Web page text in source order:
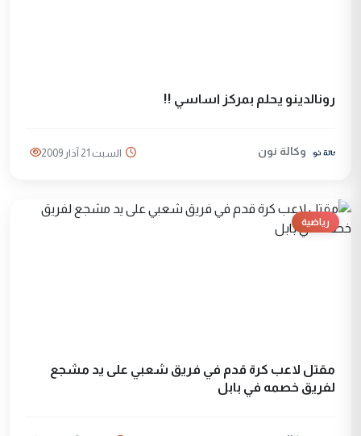
رونالدينو يحلم بمركز اساسي !!
وكالة نون السبت 21 آذار 2009
رياضية
مقتل لاعب كرة قدم في فريق شعبي على يد مشجع
لفريق خصمه في بابل